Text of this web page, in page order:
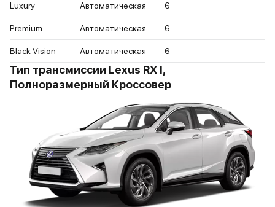
Luxury Автоматическая 6
Premium Автоматическая 6
Black Vision Автоматическая 6
Тип трансмиссии Lexus RX I,
Полноразмерный Кроссовер